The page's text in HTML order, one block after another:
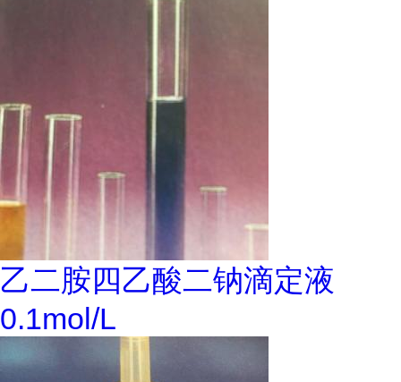
乙二胺四乙酸二钠滴定液
0.1mol/L